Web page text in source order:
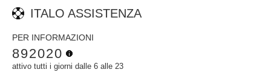
ITALO ASSISTENZA
PER INFORMAZIONI
892020
attivo tutti i giorni dalle 6 alle 23